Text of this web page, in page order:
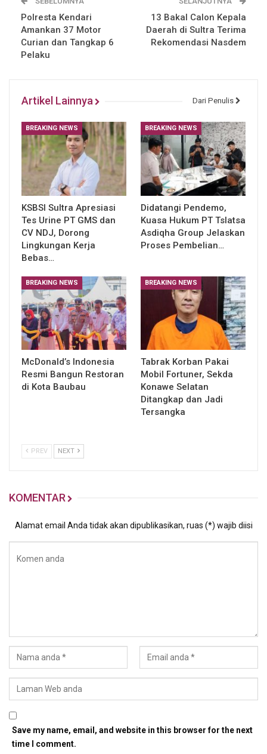
Polresta Kendari
Amankan 37 Motor
Curian dan Tangkap 6
Pelaku
13 Bakal Calon Kepala
Daerah di Sultra Terima
Rekomendasi Nasdem
Artikel Lainnya Dari Penulis
BREAKING NEWS
KSBSI Sultra Apresiasi
Tes Urine PT GMS dan
CV NDJ, Dorong
Lingkungan Kerja
Bebas…
BREAKING NEWS
Didatangi Pendemo,
Kuasa Hukum PT Tslatsa
Asdiqha Group Jelaskan
Proses Pembelian…
BREAKING NEWS
McDonald’s Indonesia
Resmi Bangun Restoran
di Kota Baubau
BREAKING NEWS
Tabrak Korban Pakai
Mobil Fortuner, Sekda
Konawe Selatan
Ditangkap dan Jadi
Tersangka
PREV NEXT
KOMENTAR
Alamat email Anda tidak akan dipublikasikan, ruas (*) wajib diisi
Save my name, email, and website in this browser for the next
time I comment.